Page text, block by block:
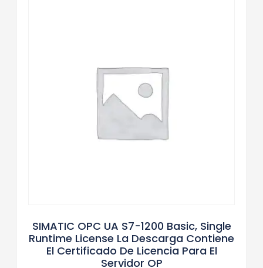
SIMATIC OPC UA S7-1200 Basic, Single
Runtime License La Descarga Contiene
El Certificado De Licencia Para El
Servidor OP